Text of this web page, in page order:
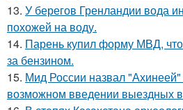
13. У берегов Гренландии вода
похожей на воду.
14. Парень купил форму МВД,
за бензином.
15. Мид России назвал
возможном введении выездных